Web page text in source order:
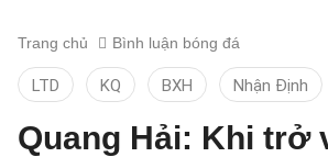
Trang chủ Bình luận bóng đá
LTD KQ BXH Nhận Định
Quang Hải: Khi trở